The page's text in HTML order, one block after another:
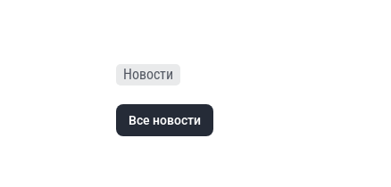
Новости
Все новости